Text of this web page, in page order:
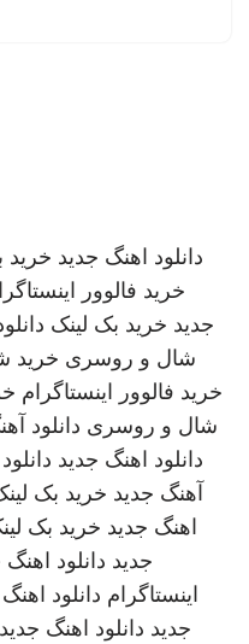
دانلود اهنگ جدید خرید
خرید فالوور
جدید خرید بک لینک
شال و روسری خرید
خرید فالوور اینستاگرام
شال و روسری دانلود
دانلود اهنگ جدید
آهنگ جدید خرید بک
اهنگ جدید خرید بک
جدید دانلود
اینستاگرام دانلود
جدید دانلود اهنگ جدید